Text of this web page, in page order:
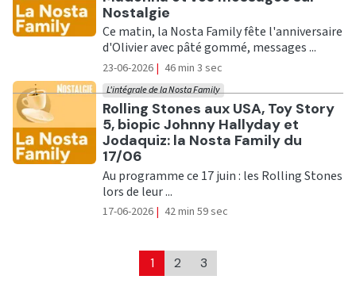
Nostalgie
Ce matin, la Nosta Family fête l'anniversaire
d'Olivier avec pâté gommé, messages ...
23-06-2026 | 46 min 3 sec
Ecouter
Rolling Stones aux USA, Toy Story
5, biopic Johnny Hallyday et
Jodaquiz: la Nosta Family du
17/06
L'intégrale de la Nosta Family
Au programme ce 17 juin : les Rolling Stones
lors de leur ...
17-06-2026 | 42 min 59 sec
1 2 3